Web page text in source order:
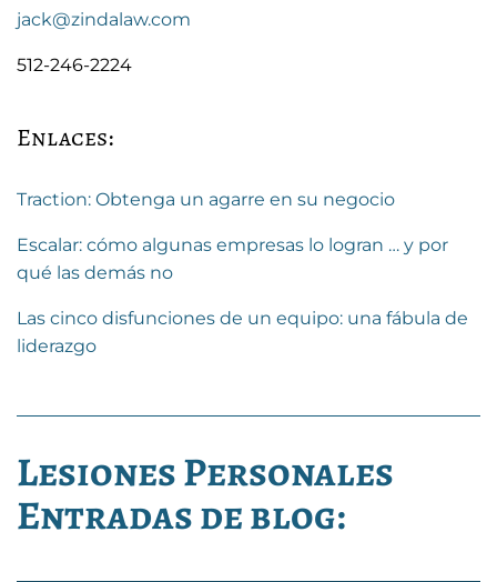
jack@zindalaw.com
512-246-2224
Enlaces:
Traction: Obtenga un agarre en su negocio
Escalar: cómo algunas empresas lo logran … y por
qué las demás no
Las cinco disfunciones de un equipo: una fábula de
liderazgo
Lesiones Personales
Entradas de blog: